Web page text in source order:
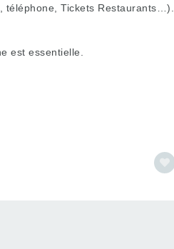
téléphone, Tickets Restaurants…).
est essentielle.